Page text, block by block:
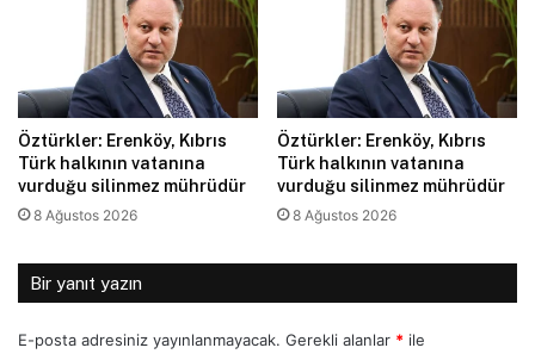
Öztürkler: Erenköy, Kıbrıs
Türk halkının vatanına
vurduğu silinmez mührüdür
8 Ağustos 2026
Öztürkler: Erenköy, Kıbrıs
Türk halkının vatanına
vurduğu silinmez mührüdür
8 Ağustos 2026
Bir yanıt yazın
E-posta adresiniz yayınlanmayacak. Gerekli alanlar * ile